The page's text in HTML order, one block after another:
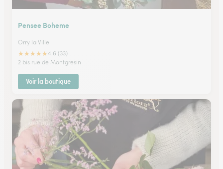
Pensee Boheme
Orry la Ville
★★★★★4.6 (33)
2 bis rue de Montgresin
Voir la boutique